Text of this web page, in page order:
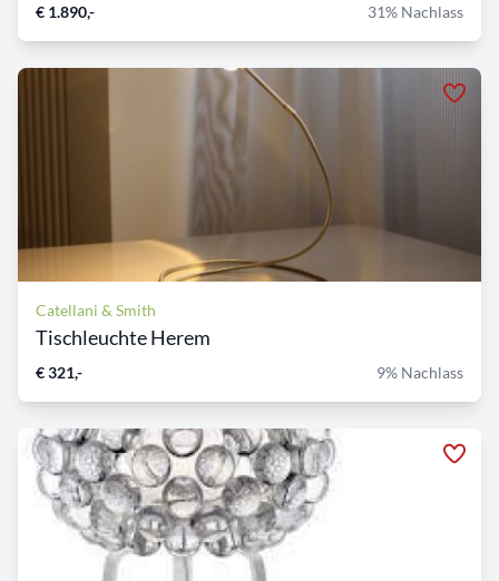
€ 1.890,- 31% Nachlass
Catellani & Smith
Tischleuchte Herem
€ 321,- 9% Nachlass